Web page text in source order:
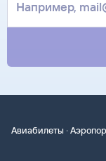
Авиабилеты ·